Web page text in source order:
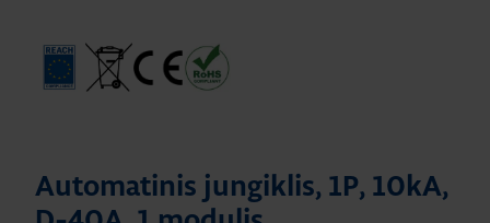
Automatinis jungiklis, 1P, 10kA,